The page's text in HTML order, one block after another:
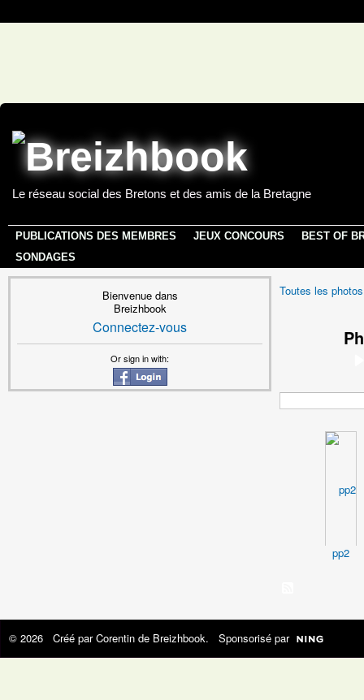
Le réseau social des Bretons et des amis de la Bretagne
PUBLICATIONS DES MEMBRES JEUX CONCOURS
BEST OF
SONDAGES
Bienvenue dans
Breizhbook
Connectez-vous
Or sign in with:
Toutes les photos
pp2
© 2026 Créé parCorentin de Breizhbook. Sponsorisé par